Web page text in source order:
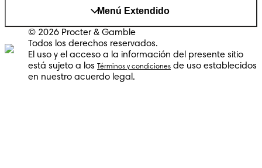
Menú Extendido
© 2026 Procter & Gamble
Todos los derechos reservados.
El uso y el acceso a la información del presente sitio
está sujeto a los
Términos y condiciones de uso establecidos
en nuestro acuerdo legal.